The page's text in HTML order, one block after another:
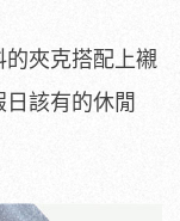
的夾克搭配上襯
該有的休閒